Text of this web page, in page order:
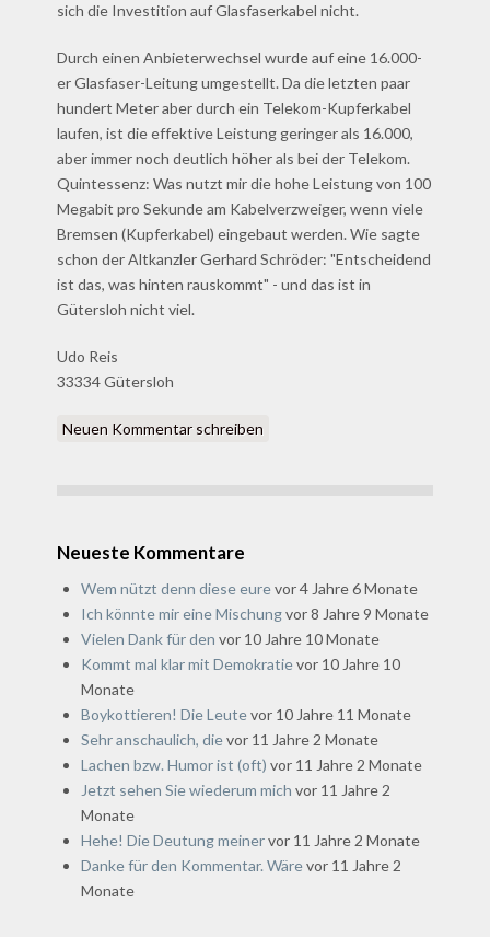
sich die Investition auf Glasfaserkabel nicht.
Durch einen Anbieterwechsel wurde auf eine 16.000-
er Glasfaser-Leitung umgestellt. Da die letzten paar
hundert Meter aber durch ein Telekom-Kupferkabel
laufen, ist die effektive Leistung geringer als 16.000,
aber immer noch deutlich höher als bei der Telekom.
Quintessenz: Was nutzt mir die hohe Leistung von 100
Megabit pro Sekunde am Kabelverzweiger, wenn viele
Bremsen (Kupferkabel) eingebaut werden. Wie sagte
schon der Altkanzler Gerhard Schröder: "Entscheidend
ist das, was hinten rauskommt" - und das ist in
Gütersloh nicht viel.
Udo Reis
33334 Gütersloh
Neuen Kommentar schreiben
Neueste Kommentare
Wem nützt denn diese eurevor 4 Jahre 6 Monate
Ich könnte mir eine Mischungvor 8 Jahre 9 Monate
Vielen Dank für den vor 10 Jahre 10 Monate
Kommt mal klar mit Demokratievor 10 Jahre 10
Monate
Boykottieren! Die Leutevor 10 Jahre 11 Monate
Sehr anschaulich, dievor 11 Jahre 2 Monate
Lachen bzw. Humor ist (oft) vor 11 Jahre 2 Monate
Jetzt sehen Sie wiederum mich vor 11 Jahre 2
Monate
Hehe! Die Deutung meinervor 11 Jahre 2 Monate
Danke für den Kommentar. Wärevor 11 Jahre 2
Monate